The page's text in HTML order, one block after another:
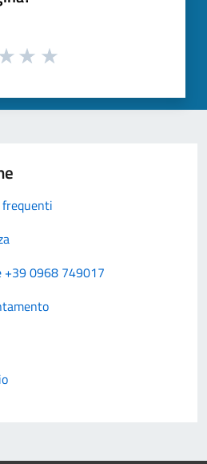
frequenti
+39 0968 749017